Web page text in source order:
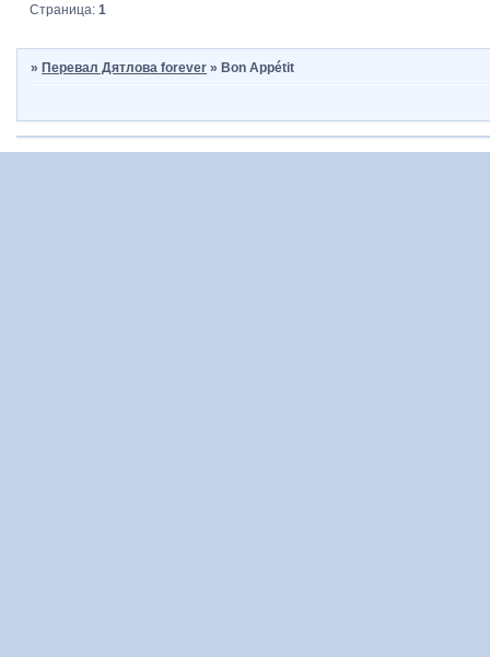
Страница:1
»Перевал Дятлова forever »Bon Appétit